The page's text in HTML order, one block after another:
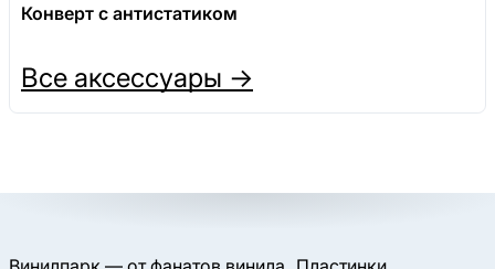
Конверт с антистатиком
Все аксессуары →